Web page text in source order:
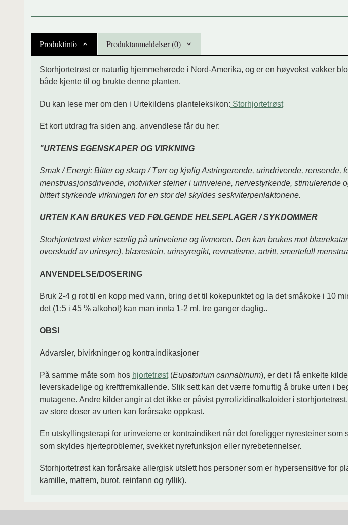
Produktinfo Produktanmeldelser (0)
Storhjortetrøst er naturlig hjemmehørede i Nord-Amerika, og er en høyvokst vakker
både kjente til og brukte denne planten.
Du kan lese mer om den i Urtekildens planteleksikon: Storhjortetrøst
Et kort utdrag fra siden ang. anvendlese får du her:
"URTENS EGENSKAPER OG VIRKNING
Smak / Energi: Bitter og skarp / Tørr og kjølig Astringerende, urindrivende,
menstruasjonsdrivende, motvirker steiner i urinveiene, nervestyrkende,
bittert styrkende virkningen for en stor del skyldes seskviterpenlaktonene.
URTEN KAN BRUKES VED FØLGENDE HELSEPLAGER / SYKDOMMER
Storhjortetrøst virker særlig på urinveiene og livmoren. Den kan brukes mot
overskudd av urinsyre), blærestein, urinsyregikt, revmatisme, artritt, smertefull
ANVENDELSE/DOSERING
Bruk 2-4 g rot til en kopp med vann, bring det til kokepunktet og la det småkoke i 10
det (1:5 i 45 % alkohol) kan man innta 1-2 ml, tre ganger daglig..
OBS!
Advarsler, bivirkninger og kontraindikasjoner
På samme måte som hos hjortetrøst (Eupatorium cannabinum), er det i få enkelte
leverskadelige og kreftfremkallende. Slik sett kan det værre fornuftig å bruke urten i
mutagene. Andre kilder angir at det ikke er påvist pyrrolizidinalkaloider i
av store doser av urten kan forårsake oppkast.
En utskyllingsterapi for urinveiene er kontraindikert når det foreligger nyresteiner
som skyldes hjerteproblemer, svekket nyrefunksjon eller nyrebetennelser.
Storhjortetrøst kan forårsake allergisk utslett hos personer som er hypersensitive for
kamille, matrem, burot, reinfann og ryllik).